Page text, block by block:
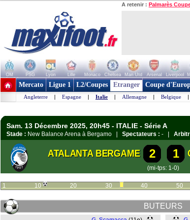
A retenir : Palmarès
OM PSG Lyon Lille Monaco Chelsea Man Utd Arsenal Liverpool
+ de clubs
Mercato Ligue 1 L2/Coupes Etranger Coupe
Angleterre | Espagne | Italie | Allemagne | Belgique |
Sam. 13 Décembre 2025, 20h45 - ITALIE - Série A
Stade : New Balance Arena à Bergamo | Spectateurs : - |
ATALANTA BERGAME 2 1
(mi-tps: 1-0)
1 10 20 30 40 50
BUTEURS